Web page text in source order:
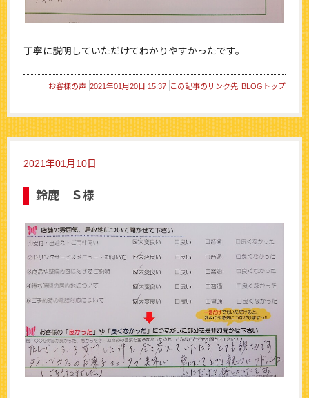
丁寧に説明していただけてわかりやすかったです。
お客様の声 2021年01月20日 15:37 この記事のリンク先 BLOGトップ
2021年01月10日
鈴鹿 Ｓ様